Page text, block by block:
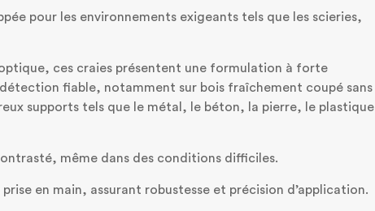
pour les environnements exigeants tels que les scieries,
ces craies présentent une formulation à forte
fiable, notamment sur bois fraîchement coupé sans
supports tels que le métal, le béton, la pierre, le plastique
même dans des conditions difficiles.
en main, assurant robustesse et précision d’application.